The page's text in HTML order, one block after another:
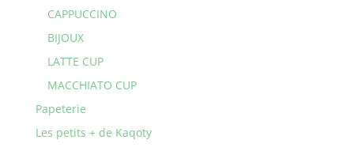
CAPPUCCINO
BIJOUX
LATTE CUP
MACCHIATO CUP
Papeterie
Les petits + de Kaqoty